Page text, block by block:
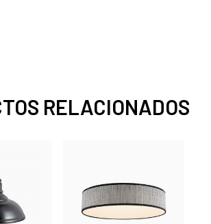
RELACIONADOS